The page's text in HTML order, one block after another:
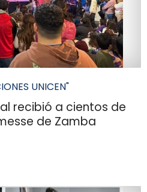
UNICEN"
recibió a cientos de
de Zamba